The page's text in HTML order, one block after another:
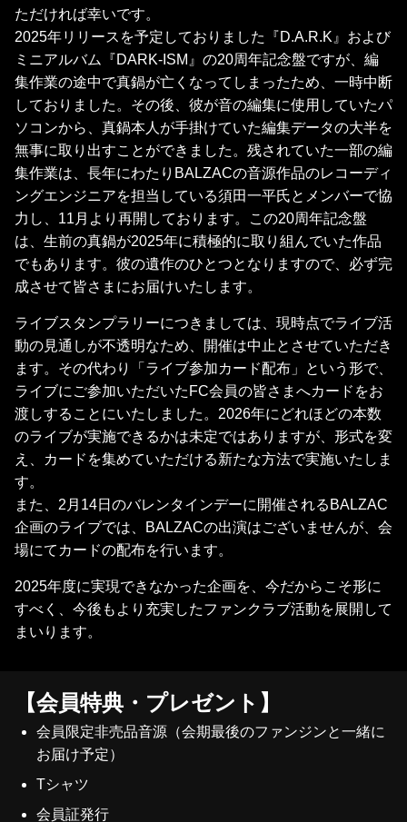
ただければ幸いです。
2025年リリースを予定しておりました『D.A.R.K』および
ミニアルバム『DARK-ISM』の20周年記念盤ですが、編
集作業の途中で真鍋が亡くなってしまったため、一時中断
しておりました。その後、彼が音の編集に使用していたパ
ソコンから、真鍋本人が手掛けていた編集データの大半を
無事に取り出すことができました。残されていた一部の編
集作業は、長年にわたりBALZACの音源作品のレコーディ
ングエンジニアを担当している須田一平氏とメンバーで協
力し、11月より再開しております。この20周年記念盤
は、生前の真鍋が2025年に積極的に取り組んでいた作品
でもあります。彼の遺作のひとつとなりますので、必ず完
成させて皆さまにお届けいたします。
ライブスタンプラリーにつきましては、現時点でライブ活
動の見通しが不透明なため、開催は中止とさせていただき
ます。その代わり「ライブ参加カード配布」という形で、
ライブにご参加いただいたFC会員の皆さまへカードをお
渡しすることにいたしました。2026年にどれほどの本数
のライブが実施できるかは未定ではありますが、形式を変
え、カードを集めていただける新たな方法で実施いたしま
す。
また、2月14日のバレンタインデーに開催されるBALZAC
企画のライブでは、BALZACの出演はございませんが、会
場にてカードの配布を行います。
2025年度に実現できなかった企画を、今だからこそ形に
すべく、今後もより充実したファンクラブ活動を展開して
まいります。
【会員特典・プレゼント】
会員限定非売品音源（会期最後のファンジンと一緒に
お届け予定）
Tシャツ
会員証発行